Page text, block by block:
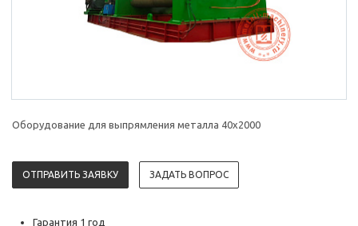
Оборудование для выпрямления металла 40х2000
ОТПРАВИТЬ ЗАЯВКУ ЗАДАТЬ ВОПРОС
Гарантия 1 год